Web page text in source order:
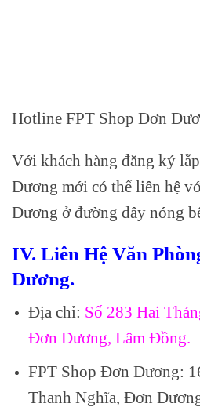
Hotline FPT Shop Đơn
Với khách hàng đăng ký
Dương mới có thể liên hệ
Dương ở đường dây nóng
IV. Liên Hệ Văn
Dương.
Địa chỉ: Số 283 Hai
Đơn Dương, Lâm Đồng.
FPT Shop Đơn Dương:
Thanh Nghĩa, Đơn